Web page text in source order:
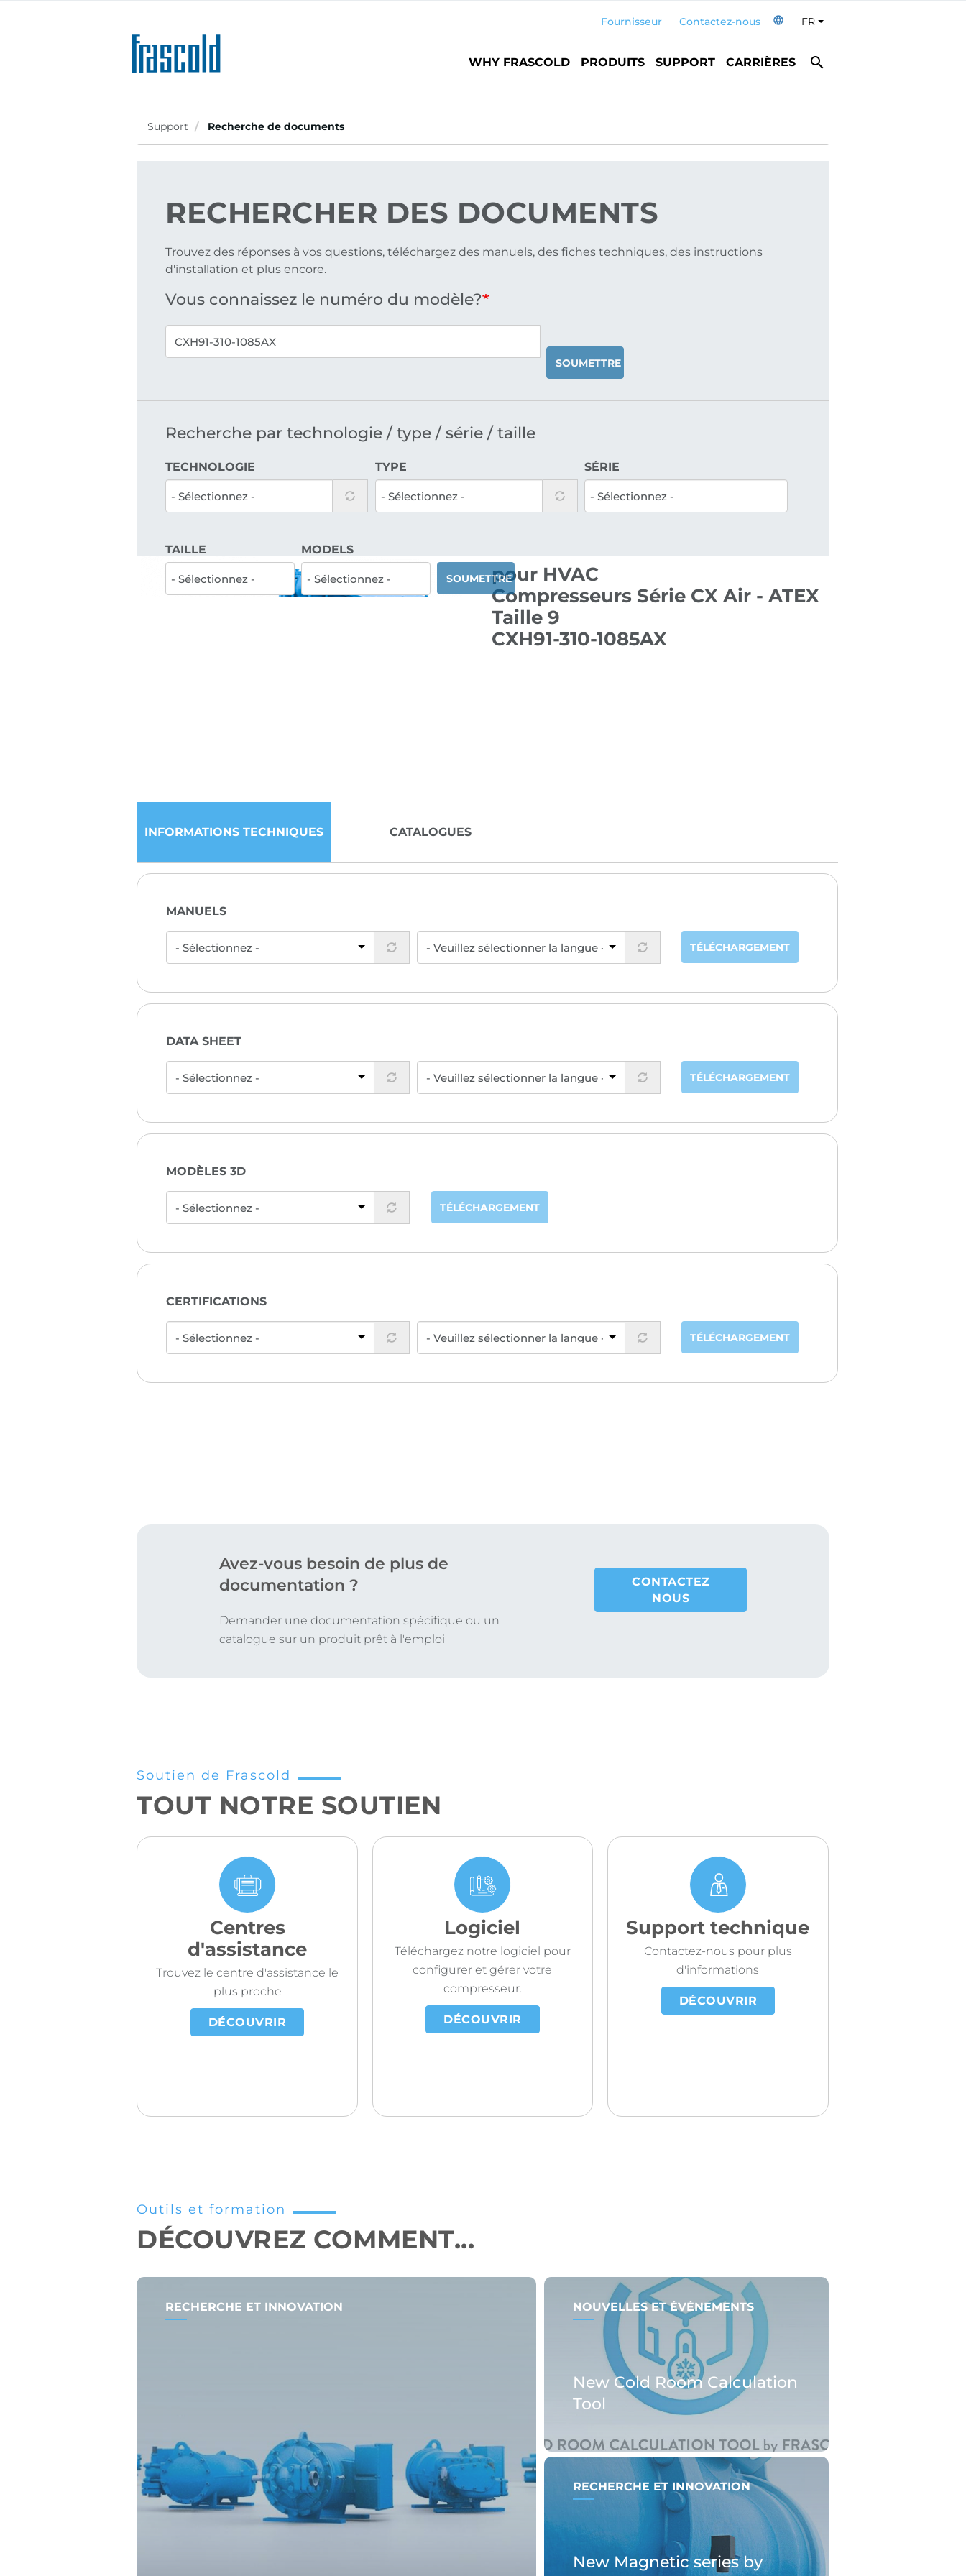
Fournisseur Contactez-nous language FRToggle Dropdown
Main
WHY FRASCOLD PRODUITS SUPPORT CARRIÈRES search
Support Recherche de documents
RECHERCHER DES DOCUMENTS
Trouvez des réponses à vos questions, téléchargez des manuels, des fiches techniques, des instructions
d'installation et plus encore.
Vous connaissez le numéro du modèle?
SOUMETTRE
pour HVAC
Compresseurs Série CX Air - ATEX
Taille 9
CXH91-310-1085AX
INFORMATIONS TECHNIQUES CATALOGUES
MANUELS
TÉLÉCHARGEMENT
DATA SHEET
TÉLÉCHARGEMENT
MODÈLES 3D
TÉLÉCHARGEMENT
CERTIFICATIONS
TÉLÉCHARGEMENT
Recherche par technologie / type / série / taille
TECHNOLOGIE TYPE SÉRIE
TAILLE MODELS
SOUMETTRE
Avez-vous besoin de plus de
documentation ?
Demander une documentation spécifique ou un
catalogue sur un produit prêt à l'emploi
CONTACTEZ
NOUS
Soutien de Frascold
TOUT NOTRE SOUTIEN
Centres
d'assistance
Trouvez le centre d'assistance le
plus proche
DÉCOUVRIR
Logiciel
Téléchargez notre logiciel pour
configurer et gérer votre
compresseur.
DÉCOUVRIR
Support technique
Contactez-nous pour plus
d'informations
DÉCOUVRIR
Outils et formation
DÉCOUVREZ COMMENT...
RECHERCHE ET INNOVATION NOUVELLES ET ÉVÉNEMENTS
New Cold Room Calculation
Tool
RECHERCHE ET INNOVATION
New Magnetic series by